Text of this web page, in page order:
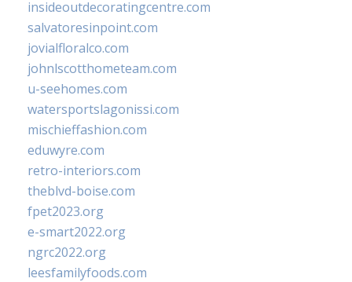
insideoutdecoratingcentre.com
salvatoresinpoint.com
jovialfloralco.com
johnlscotthometeam.com
u-seehomes.com
watersportslagonissi.com
mischieffashion.com
eduwyre.com
retro-interiors.com
theblvd-boise.com
fpet2023.org
e-smart2022.org
ngrc2022.org
leesfamilyfoods.com